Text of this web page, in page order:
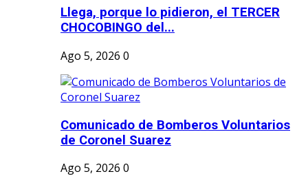
Llega, porque lo pidieron, el TERCER
CHOCOBINGO del...
Ago 5, 2026 0
Comunicado de Bomberos Voluntarios
de Coronel Suarez
Ago 5, 2026 0